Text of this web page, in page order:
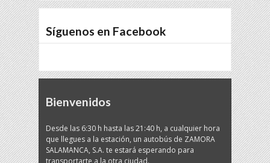
Síguenos en Facebook
Bienvenidos
Desde las 6:30 h hasta las 21:40 h, a cualquier hora
que llegues a la estación, un autobús de ZAMORA
SALAMANCA, S.A. te estará esperando para
transportarte a la otra ciudad.